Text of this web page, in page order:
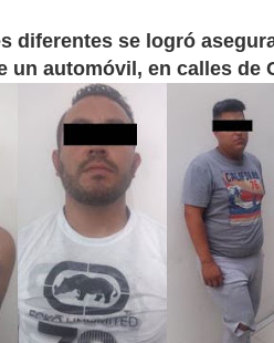
diferentes se logró
un automóvil, en calles de